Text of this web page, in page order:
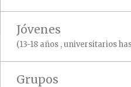
Jóvenes
(13-18 años , universitarios
Grupos